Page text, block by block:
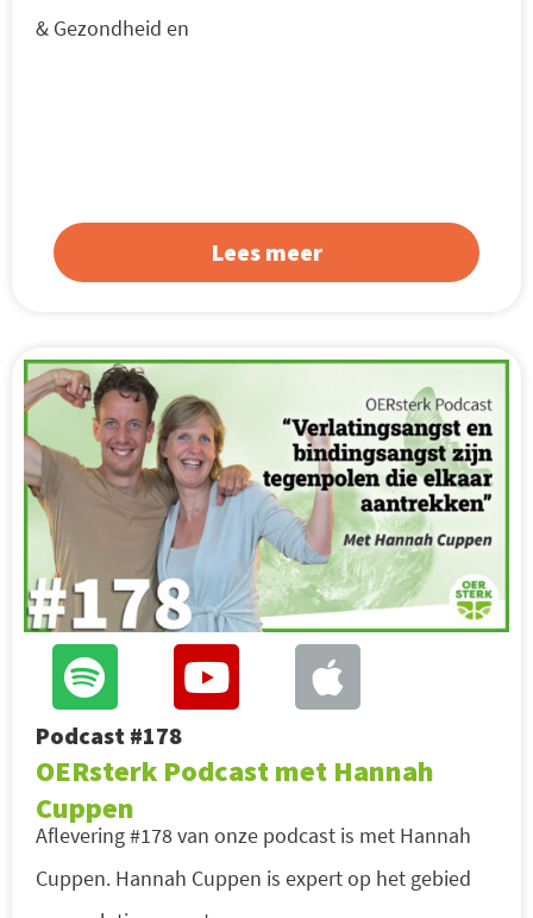
& Gezondheid en
Lees meer
Podcast #178
OERsterk Podcast met Hannah
Cuppen
Aflevering #178 van onze podcast is met Hannah
Cuppen. Hannah Cuppen is expert op het gebied